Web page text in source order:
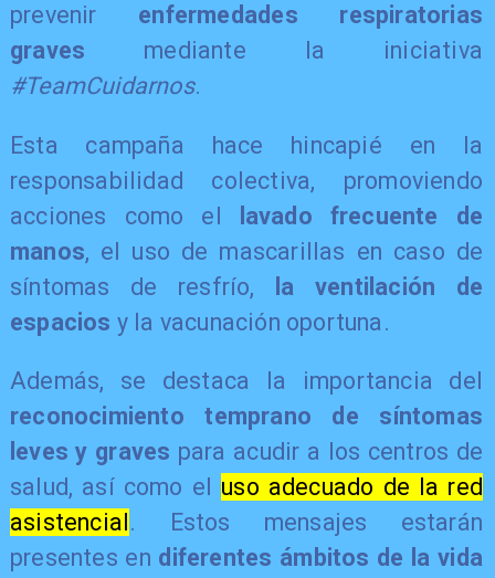
prevenir enfermedades respiratorias
graves mediante la iniciativa
#TeamCuidarnos.
Esta campaña hace hincapié en la
responsabilidad colectiva, promoviendo
acciones como el
lavado frecuente de
manos, el uso de mascarillas en caso de
síntomas de resfrío,
la ventilación de
espacios y la vacunación oportuna.
Además, se destaca la importancia del
reconocimiento temprano de síntomas
leves y graves para acudir a los centros de
salud, así como el uso adecuado de la red
asistencial. Estos mensajes estarán
presentes en diferentes ámbitos de la vida